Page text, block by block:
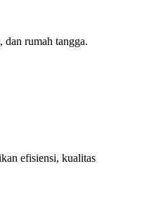
rumah tangga.
efisiensi, kualitas